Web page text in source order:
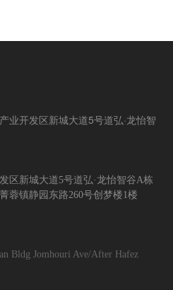
业开发区新城大道5号道弘·龙怡智
区新城大道5号道弘·龙怡智谷A栋
蓉镇静园东路260号创梦楼1楼
Bldg Jomhouri Ave/After Hafez